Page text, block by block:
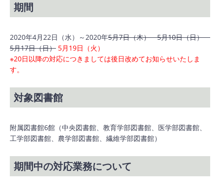
期間
2020年4月22日（水）～2020年5月7日（木） 5月10日（日）
5月17日（日） 5月19日（火）
※20日以降の対応につきましては後日改めてお知らせいたしま
す。
対象図書館
附属図書館6館（中央図書館、教育学部図書館、医学部図書館、
工学部図書館、農学部図書館、繊維学部図書館）
期間中の対応業務について